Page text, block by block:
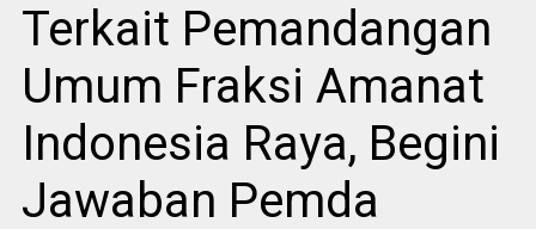
Terkait Pemandangan
Umum Fraksi Amanat
Indonesia Raya, Begini
Jawaban Pemda